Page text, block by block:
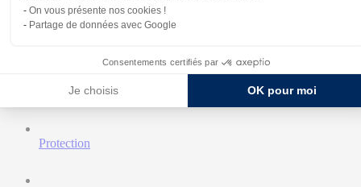
Par gammes
Nettoyant et décapant
Protection
On vous présente nos cookies !
Partage de données avec Google
Consentements certifiés par
Je choisis OK pour moi